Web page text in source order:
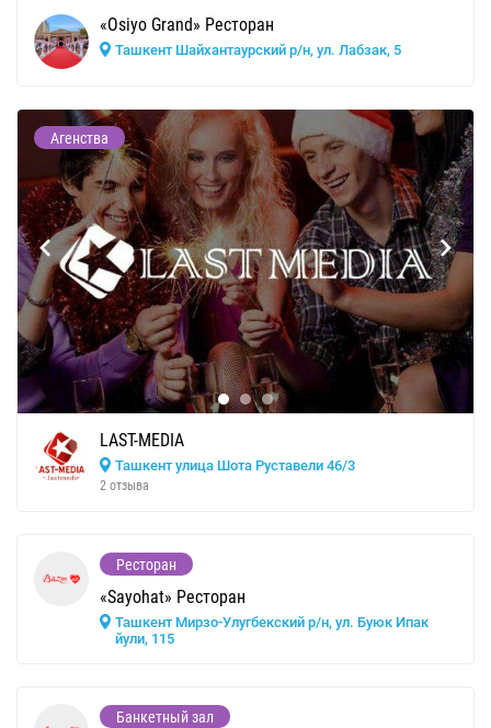
«Osiyo Grand» Ресторан
Ташкент Шайхантаурский р/н, ул. Лабзак, 5
Агенства
LAST-MEDIA
Ташкент улица Шота Руставели 46/3
2 отзыва
Ресторан
«Sayohat» Ресторан
Ташкент Мирзо-Улугбекский р/н, ул. Буюк Ипак
йули, 115
Банкетный зал